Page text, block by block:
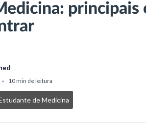
principais
• 10 min de leitura
de Medicina